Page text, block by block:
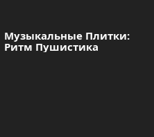
Музыкальные Плитки:
Ритм Пушистика